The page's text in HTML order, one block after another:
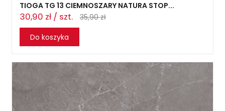
TIOGA TG 13 CIEMNOSZARY NATURA STOP...
30,90 zł / szt.
35,90 zł
Do koszyka